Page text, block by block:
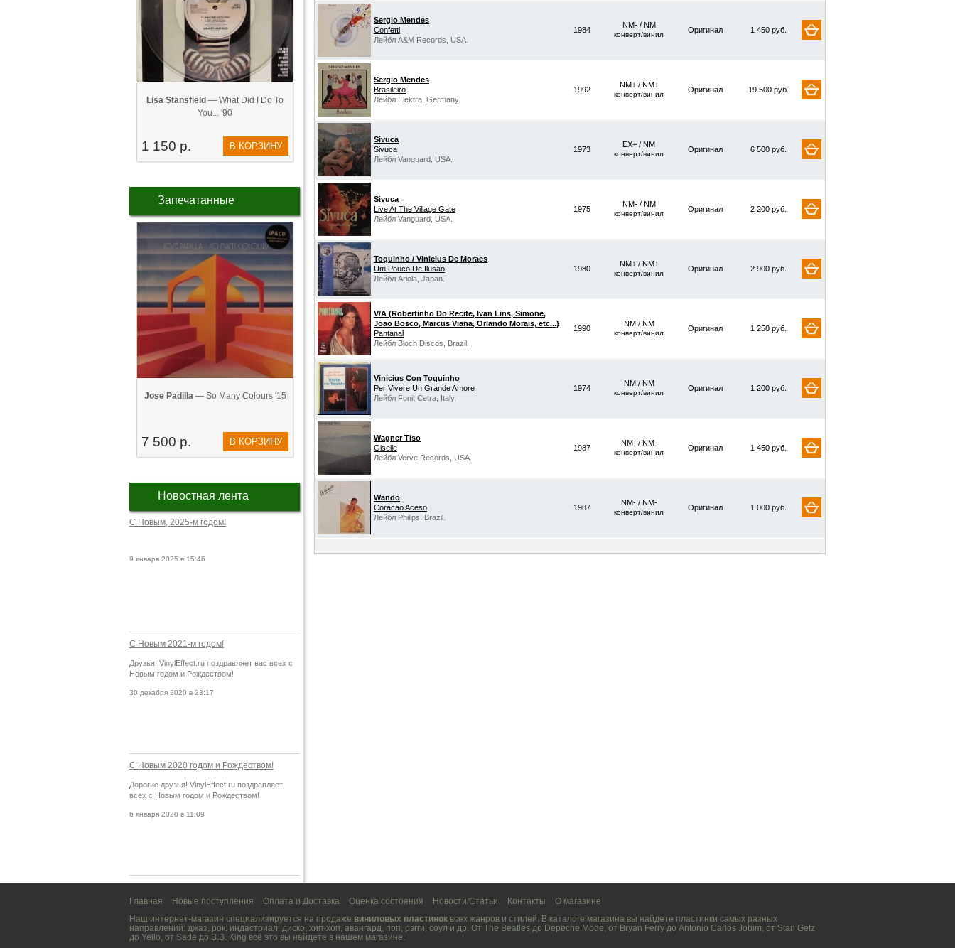
Lisa Stansfield — What Did I Do To
You... '90
1 150 р. В КОРЗИНУ
Запечатанные
Jose Padilla— So Many Colours '15
7 500 р. В КОРЗИНУ
Новостная лента
С Новым, 2025-м годом!
9 января 2025 в 15:46
С Новым 2021-м годом!
Друзья! VinylEffect.ru поздравляет вас всех с
Новым годом и Рождеством!
30 декабря 2020 в 23:17
С Новым 2020 годом и Рождеством!
Дорогие друзья! VinylEffect.ru поздравляет
всех с Новым годом и Рождеством!
6 января 2020 в 11:09
Sergio Mendes
Confetti
Лейбл A&M Records, USA.
1984
NM- / NM
конверт/винил
Оригинал 1 450 руб.
Sergio Mendes
Brasileiro
Лейбл Elektra, Germany.
1992
NM+ / NM+
конверт/винил
Оригинал 19 500 руб.
Sivuca
Sivuca
Лейбл Vanguard, USA.
1973
EX+ / NM
конверт/винил
Оригинал 6 500 руб.
Sivuca
Live At The Village Gate
Лейбл Vanguard, USA.
1975
NM- / NM
конверт/винил
Оригинал 2 200 руб.
Toquinho / Vinicius De Moraes
Um Pouco De Ilusao
Лейбл Ariola, Japan.
1980
NM+ / NM+
конверт/винил
Оригинал 2 900 руб.
V/A (Robertinho Do Recife, Ivan Lins, Simone,
Joao Bosco, Marcus Viana, Orlando Morais, etc...)
Pantanal
Лейбл Bloch Discos, Brazil.
1990
NM / NM
конверт/винил
Оригинал 1 250 руб.
Vinicius Con Toquinho
Per Vivere Un Grande Amore
Лейбл Fonit Cetra, Italy.
1974
NM / NM
конверт/винил
Оригинал 1 200 руб.
Wagner Tiso
Giselle
Лейбл Verve Records, USA.
1987
NM- / NM-
конверт/винил
Оригинал 1 450 руб.
Wando
Coracao Aceso
Лейбл Philips, Brazil.
1987
NM- / NM-
конверт/винил
Оригинал 1 000 руб.
Главная Новые поступления Оплата и Доставка Оценка состояния Новости/Статьи Контакты
О магазине
Наш интернет-магазин специализируется на продаже виниловых пластинок всех жанров и стилей. В каталоге магазина вы найдете пластинки самых разных
направлений: джаз, рок, индастриал, диско, хип-хоп, авангард, поп, рэгги, соул и др. От The Beatles до Depeche Mode, от Bryan Ferry до Antonio Carlos Jobim, от Stan Getz
до Yello, от Sade до B.B. King всё это вы найдете в нашем магазине.